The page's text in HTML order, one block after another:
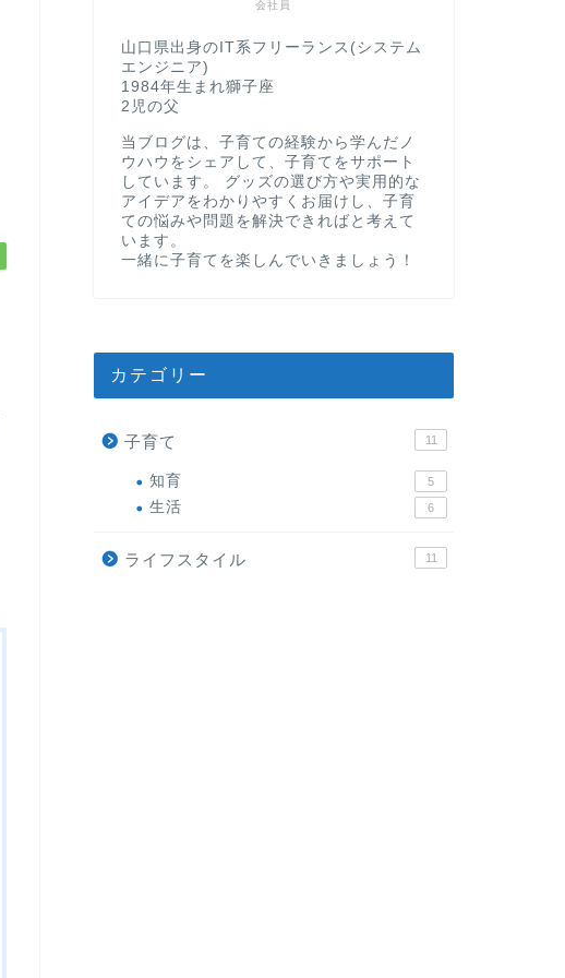
会社員
山口県出身のIT系フリーランス(システム
エンジニア)
1984年生まれ獅子座
2児の父
当ブログは、子育ての経験から学んだノ
ウハウをシェアして、子育てをサポート
しています。 グッズの選び方や実用的な
アイデアをわかりやすくお届けし、子育
ての悩みや問題を解決できればと考えて
います。
一緒に子育てを楽しんでいきましょう！
カテゴリー
子育て 11
知育 5
生活 6
ライフスタイル 11